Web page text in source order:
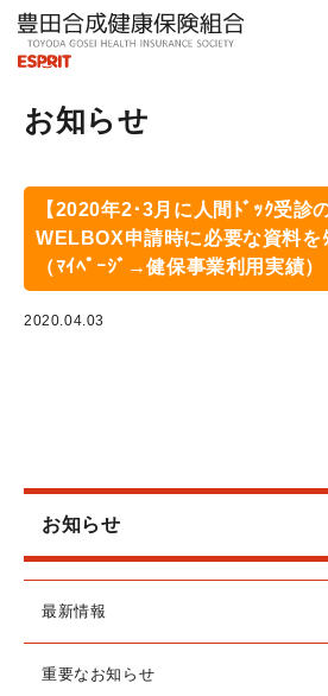
お知らせ
【2020年2･3月に人間ﾄﾞｯｸ受診
WELBOX申請時に必要な資料を
（ﾏｲﾍﾟｰｼﾞ→健保事業利用実績）
2020.04.03
お知らせ
最新情報
重要なお知らせ